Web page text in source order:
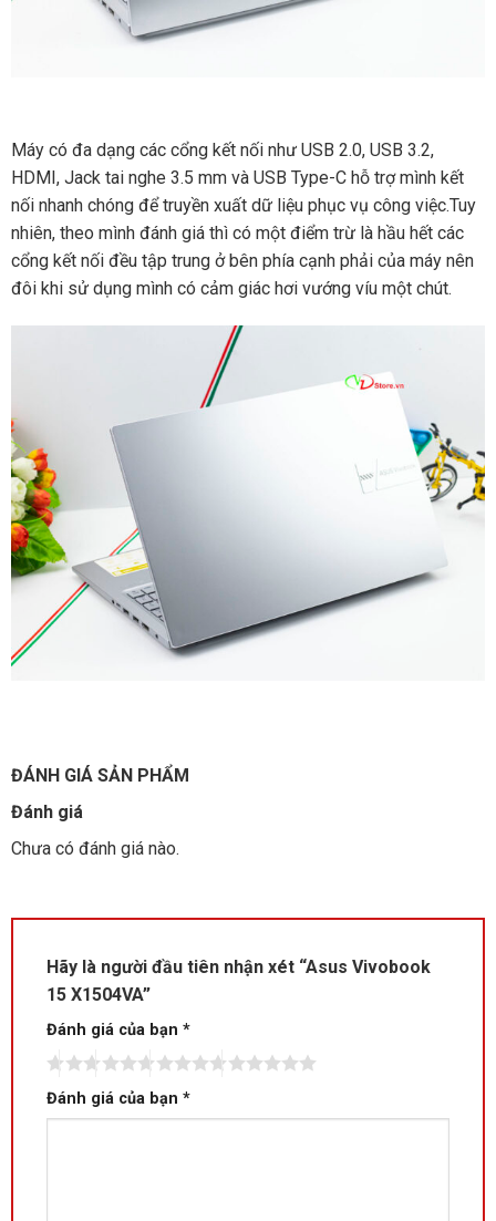
Máy có đa dạng các cổng kết nối như USB 2.0, USB 3.2,
HDMI, Jack tai nghe 3.5 mm và USB Type-C hỗ trợ mình kết
nối nhanh chóng để truyền xuất dữ liệu phục vụ công việc.Tuy
nhiên, theo mình đánh giá thì có một điểm trừ là hầu hết các
cổng kết nối đều tập trung ở bên phía cạnh phải của máy nên
đôi khi sử dụng mình có cảm giác hơi vướng víu một chút.
ĐÁNH GIÁ SẢN PHẨM
Đánh giá
Chưa có đánh giá nào.
Hãy là người đầu tiên nhận xét “Asus Vivobook
15 X1504VA”
Đánh giá của bạn *
Đánh giá của bạn *